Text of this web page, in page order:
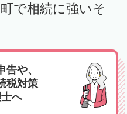
で相続に強いそ
告や、
税対策
へ